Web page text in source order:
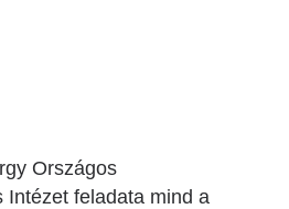
Országos
Intézet feladata mind a